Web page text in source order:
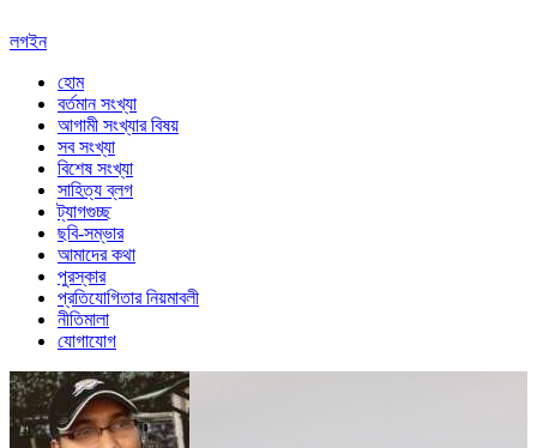
লগইন
হোম
বর্তমান সংখ্যা
আগামী সংখ্যার বিষয়
সব সংখ্যা
বিশেষ সংখ্যা
সাহিত্য ব্লগ
ট্যাগগুচ্ছ
ছবি-সম্ভার
আমাদের কথা
পুরস্কার
প্রতিযোগিতার নিয়মাবলী
নীতিমালা
যোগাযোগ